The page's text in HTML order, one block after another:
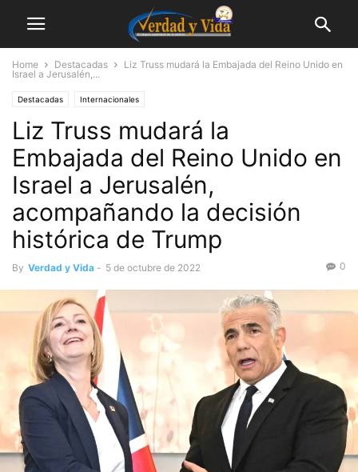
Home Destacadas
Liz Truss mudará la Embajada del Reino Unido en
Israel a Jerusalén,...
Destacadas Internacionales
Liz Truss mudará la
Embajada del Reino Unido en
Israel a Jerusalén,
acompañando la decisión
histórica de Trump
By Verdad y Vida - 5 de octubre de 2022 0